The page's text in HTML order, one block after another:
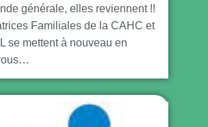
générale, elles reviennent !!
Familiales de la CAHC et
se mettent à nouveau en